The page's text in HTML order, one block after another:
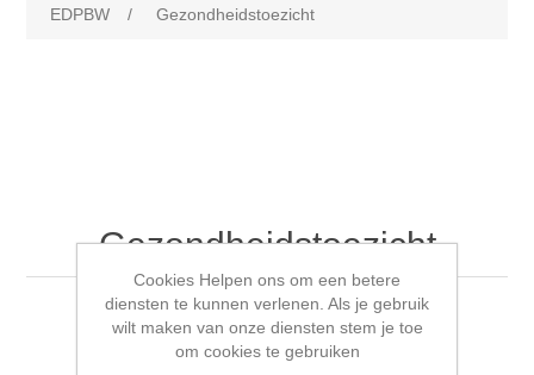
EDPBW
/ Gezondheidstoezicht
Gezondheidstoezicht
Sorteren op
Cookies Helpen ons om een betere
diensten te kunnen verlenen. Als je gebruik
wilt maken van onze diensten stem je toe
om cookies te gebruiken